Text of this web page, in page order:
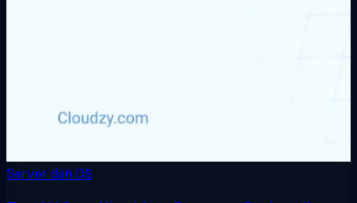
Server dan OS